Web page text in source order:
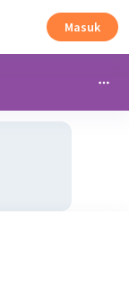
Masuk